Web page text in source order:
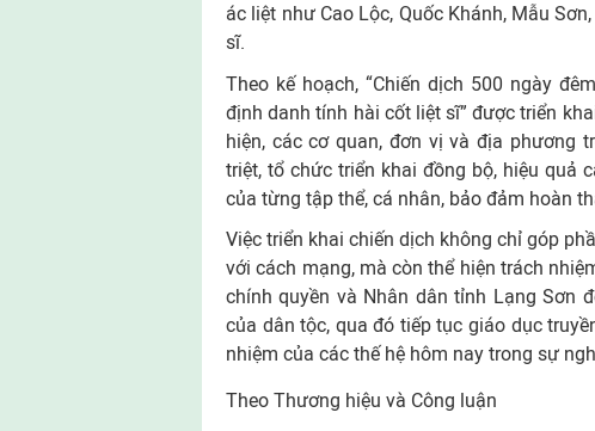
ác liệt như Cao Lộc, Quốc Khánh, Mẫu
sĩ.
Theo kế hoạch, “Chiến dịch 500 ngày
định danh tính hài cốt liệt sĩ” được triển
hiện, các cơ quan, đơn vị và địa phương
triệt, tổ chức triển khai đồng bộ, hiệu quả
của từng tập thể, cá nhân, bảo đảm hoàn
Việc triển khai chiến dịch không chỉ góp
với cách mạng, mà còn thể hiện trách
chính quyền và Nhân dân tỉnh Lạng Sơn
của dân tộc, qua đó tiếp tục giáo dục
nhiệm của các thế hệ hôm nay trong sự
Theo Thương hiệu và Công luận